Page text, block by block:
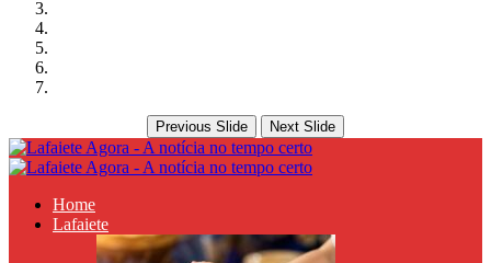
Previous Slide Next Slide
Home
Lafaiete